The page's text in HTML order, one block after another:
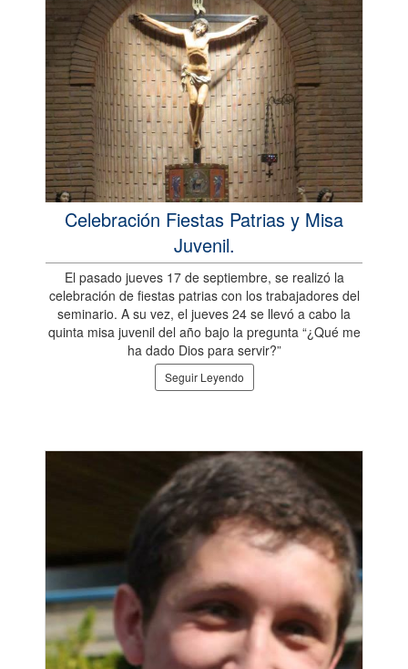
Celebración Fiestas Patrias y Misa
Juvenil.
El pasado jueves 17 de septiembre, se realizó la
celebración de fiestas patrias con los trabajadores del
seminario. A su vez, el jueves 24 se llevó a cabo la
quinta misa juvenil del año bajo la pregunta “¿Qué me
ha dado Dios para servir?”
Seguir Leyendo